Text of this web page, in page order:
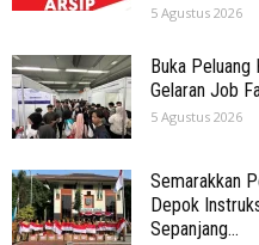
5 Agustus 2026
Buka Peluang
Gelaran Job
5 Agustus 2026
Semarakkan
Depok
Sepanjang...